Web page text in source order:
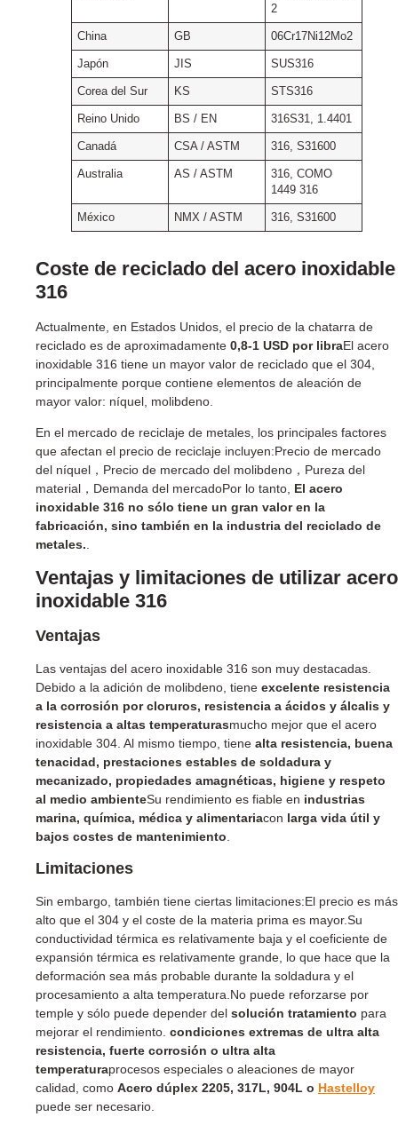
2
China GB 06Cr17Ni12Mo2
Japón JIS SUS316
Corea del Sur KS STS316
Reino Unido BS / EN 316S31, 1.4401
Canadá CSA / ASTM 316, S31600
Australia AS / ASTM
316, COMO
1449 316
México NMX / ASTM 316, S31600
Coste de reciclado del acero inoxidable
316
Actualmente, en Estados Unidos, el precio de la chatarra de
reciclado es de aproximadamente 0,8-1 USD por libraEl acero
inoxidable 316 tiene un mayor valor de reciclado que el 304,
principalmente porque contiene elementos de aleación de
mayor valor: níquel, molibdeno.
En el mercado de reciclaje de metales, los principales factores
que afectan el precio de reciclaje incluyen:Precio de mercado
del níquel，Precio de mercado del molibdeno，Pureza del
material，Demanda del mercadoPor lo tanto, El acero
inoxidable 316 no sólo tiene un gran valor en la
fabricación, sino también en la industria del reciclado de
metales.
Ventajas y limitaciones de utilizar acero
inoxidable 316
Ventajas
Las ventajas del acero inoxidable 316 son muy destacadas.
Debido a la adición de molibdeno, tiene excelente resistencia
a la corrosión por cloruros, resistencia a ácidos y álcalis y
resistencia a altas temperaturasmucho mejor que el acero
inoxidable 304. Al mismo tiempo, tiene alta resistencia, buena
tenacidad, prestaciones estables de soldadura y
mecanizado, propiedades amagnéticas, higiene y respeto
al medio ambienteSu rendimiento es fiable en industrias
marina, química, médica y alimentariacon larga vida útil y
bajos costes de mantenimiento.
Limitaciones
Sin embargo, también tiene ciertas limitaciones:El precio es más
alto que el 304 y el coste de la materia prima es mayor.Su
conductividad térmica es relativamente baja y el coeficiente de
expansión térmica es relativamente grande, lo que hace que la
deformación sea más probable durante la soldadura y el
procesamiento a alta temperatura.No puede reforzarse por
temple y sólo puede depender del solución tratamiento para
mejorar el rendimiento. condiciones extremas de ultra alta
resistencia, fuerte corrosión o ultra alta
temperaturaprocesos especiales o aleaciones de mayor
calidad, como Acero dúplex 2205, 317L, 904L o Hastelloy
puede ser necesario.